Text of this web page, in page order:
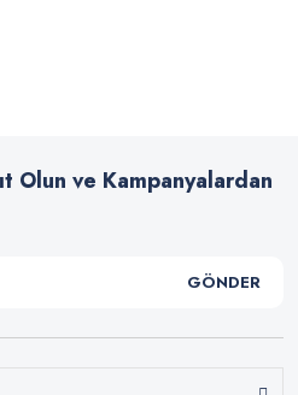
Olun ve Kampanyalardan
GÖNDER